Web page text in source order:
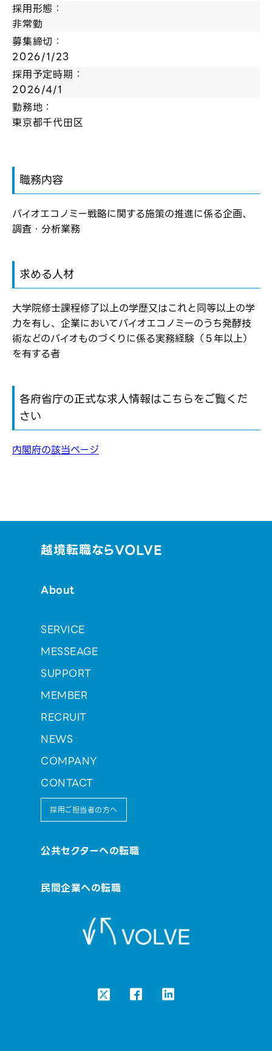
弊社ホームページの求人票をみて
応募した方へ
弊社ホームページの求人票をみて
応募し、転職を決めた方
お気に入り登録にはログインが必要です
メールアドレス
※パスワードを忘れた方は
採用形態：
非常勤
募集締切：
2026/1/23
採用予定時期：
2026/4/1
勤務地：
東京都千代田区
職務内容
バイオエコノミー戦略に関する施策の推進に係る企画、
調査・分析業務
求める人材
大学院修士課程修了以上の学歴又はこれと同等以上の学
力を有し、企業においてバイオエコノミーのうち発酵技
術などのバイオものづくりに係る実務経験（５年以上）
を有する者
各府省庁の正式な求人情報はこちらをご覧くだ
さい
内閣府の該当ページ
越境転職ならVOLVE
About
SERVICE
MESSEAGE
SUPPORT
MEMBER
RECRUIT
NEWS
COMPANY
CONTACT
採用ご担当者の方へ
公共セクターへの転職
民間企業への転職